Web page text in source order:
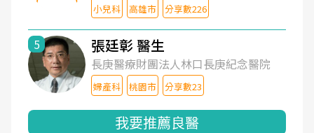
小兒科 高雄市 分享數226
5 張廷彰 醫生
長庚醫療財團法人林口長庚紀念醫院
婦產科 桃園市 分享數23
我要推薦良醫